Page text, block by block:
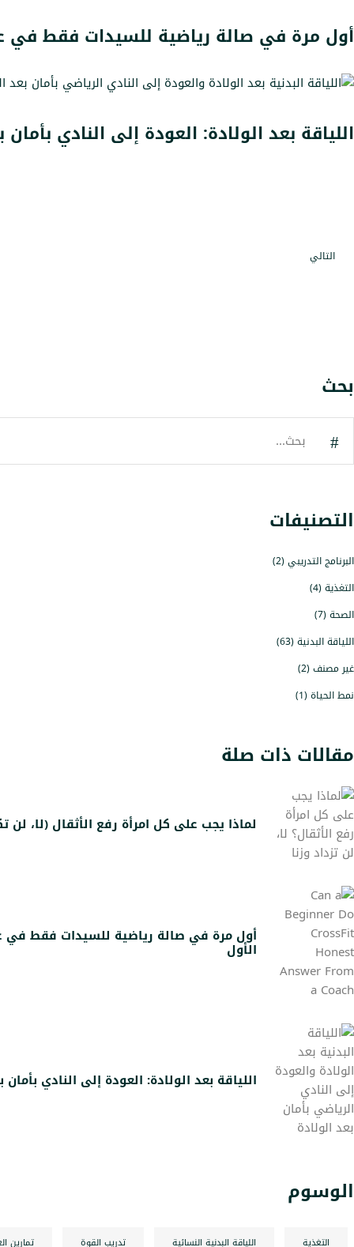
أول مرة في صالة رياضية للسيدات فقط في
اللياقة بعد الولادة: العودة إلى النادي بأمان
التالي
بحث
عن:
التصنيفات
البرنامج التدريبي(2)
التغذية(4)
الصحة(7)
اللياقة البدنية(63)
غير مصنف(2)
نمط الحياة(1)
مقالات ذات صلة
لماذا يجب على كل امرأة رفع الأثقال (لا، لن
أول مرة في صالة رياضية للسيدات فقط في
الأول
اللياقة بعد الولادة: العودة إلى النادي بأمان
الوسوم
التغذية اللياقة البدنية النسائية تدريب القوة تمارين